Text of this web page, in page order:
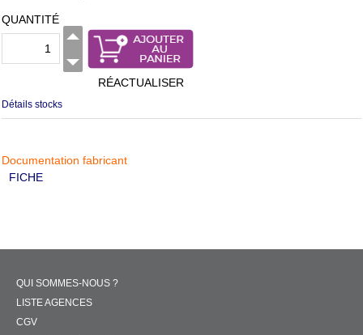
QUANTITÉ
RÉACTUALISER
Détails stocks
Documentation fabricant
FICHE
QUI SOMMES-NOUS ?
LISTE AGENCES
CGV